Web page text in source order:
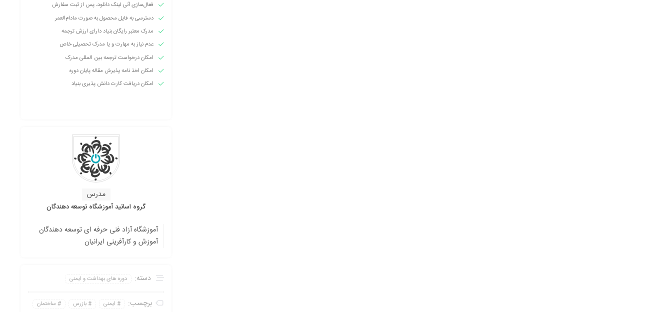
فعال‌سازی آنی لینک دانلود، پس از ثبت سفارش
دسترسی به فایل محصول به صورت مادام‌العمر
مدرک معتبر رایگان بنیاد دارای ارزش ترجمه
عدم نیاز به مهارت و یا مدرک تحصیلی خاص
امکان درخواست ترجمه بین المللی مدرک
امکان اخذ نامه پذیرش مقاله پایان دوره
امکان دریافت کارت دانش پذیری بنیاد
مدرس
گروه اساتید آموزشگاه توسعه دهندگان
آموزشگاه آزاد فنی حرفه ای توسعه دهندگان
آموزش و کارآفرینی ایرانیان
دسته: دوره های بهداشت و ایمنی
برچسب: ایمنی بازرس ساختمان